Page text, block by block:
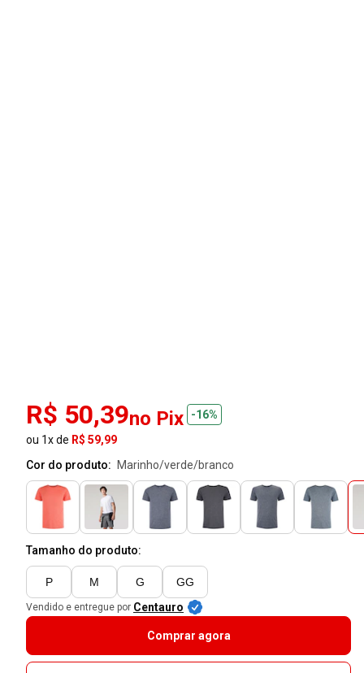
R$ 50,39no Pix
-16%
ou 1x de R$ 59,99
Cor do produto:
marinho/verde/branco
Tamanho do produto:
P M G GG
Vendido e entregue por Centauro
Comprar agora